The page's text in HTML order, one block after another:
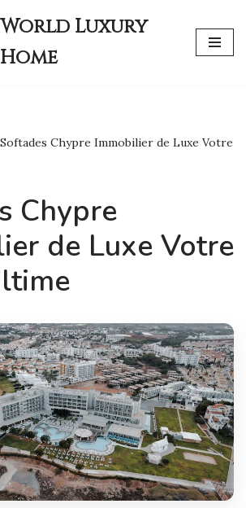
World Luxury
Home
Softades Chypre Immobilier de Luxe Votre
Chypre
de Luxe Votre